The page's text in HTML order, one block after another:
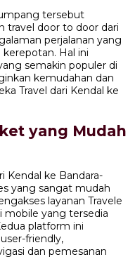
tersebut
travel door to door dari
perjalanan yang
Hal ini
semakin populer di
kemudahan dan
Travel dari Kendal ke
yang Mudah
Kendal ke Bandara-
yang sangat mudah
layanan Travele
mobile yang tersedia
platform ini
friendly,
dan pemesanan